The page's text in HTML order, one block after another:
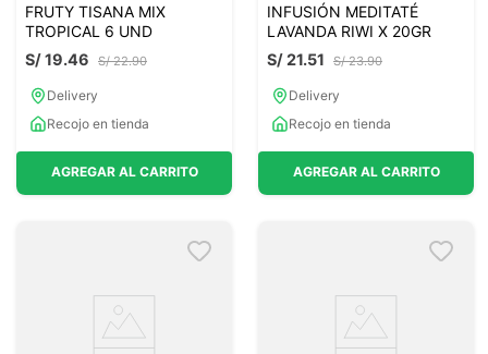
FRUTY TISANA MIX
TROPICAL 6 UND
S/ 22.90
S/19.46
Delivery
Recojo en tienda
AGREGAR AL CARRITO
INFUSIÓN MEDITATÉ
LAVANDA RIWI X 20GR
S/ 23.90
S/21.51
Delivery
Recojo en tienda
AGREGAR AL CARRITO